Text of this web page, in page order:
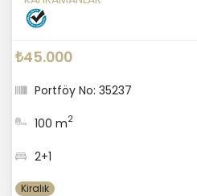
₺45.000
Portföy No: 35237
100 m2
2+1
Kiralık